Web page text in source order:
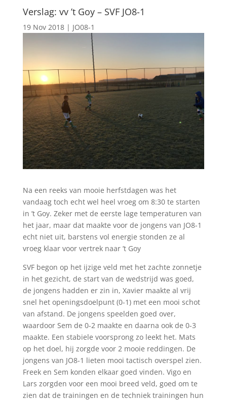
Verslag: vv ’t Goy – SVF JO8-1
19 Nov 2018| JO08-1
Na een reeks van mooie herfstdagen was het
vandaag toch echt wel heel vroeg om 8:30 te starten
in ’t Goy. Zeker met de eerste lage temperaturen van
het jaar, maar dat maakte voor de jongens van JO8-1
echt niet uit, barstens vol energie stonden ze al
vroeg klaar voor vertrek naar ’t Goy
SVF begon op het ijzige veld met het zachte zonnetje
in het gezicht, de start van de wedstrijd was goed,
de jongens hadden er zin in, Xavier maakte al vrij
snel het openingsdoelpunt (0-1) met een mooi schot
van afstand. De jongens speelden goed over,
waardoor Sem de 0-2 maakte en daarna ook de 0-3
maakte. Een stabiele voorsprong zo leekt het. Mats
op het doel, hij zorgde voor 2 mooie reddingen. De
jongens van JO8-1 lieten mooi tactisch overspel zien.
Freek en Sem konden elkaar goed vinden. Vigo en
Lars zorgden voor een mooi breed veld, goed om te
zien dat de trainingen en de techniek trainingen hun